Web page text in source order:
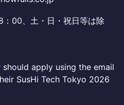
：00、土・日・祝日等は除
apply using the email
SusHi Tech Tokyo 2026